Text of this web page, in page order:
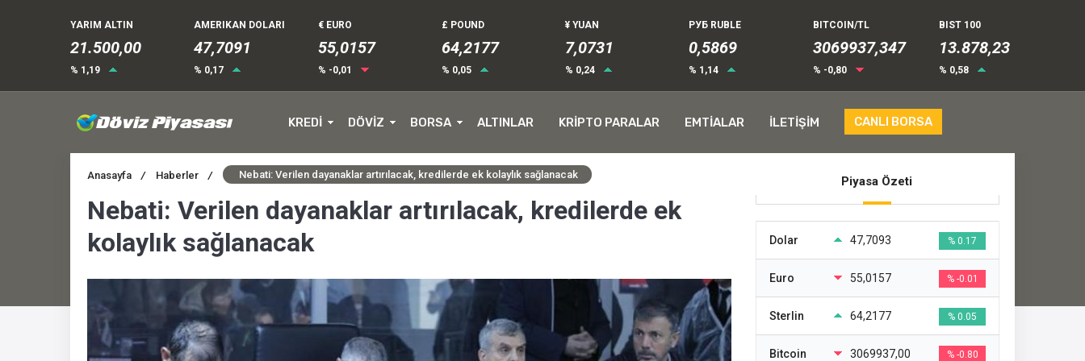
YARIM ALTIN
21.500,00
% 1,19
AMERIKAN DOLARI
47,7091
% 0,17
€ EURO
55,0162
% -0,01
£ POUND
64,2177
% 0,05
¥ YUAN
7,0731
% 0,24
РУБ RUBLE
0,5873
% 1,14
BITCOIN/TL
3069937,347
% -0,80
BIST 100
13.878,23
% 0,58
KREDİ DÖVİZ BORSA ALTINLAR KRİPTO PARALAR EMTİALAR İLETİŞİM CANLI BORSA
Anasayfa / Haberler / Nebati: Verilen dayanaklar artırılacak, kredilerde ek kolaylık sağlanacak
Nebati: Verilen dayanaklar artırılacak, kredilerde ek
kolaylık sağlanacak
Piyasa Özeti
Dolar 47,7093 % 0.17
Euro 55,0157 % -0.01
Sterlin 64,2177 % 0.05
Bitcoin 3069937,00 % -0.80